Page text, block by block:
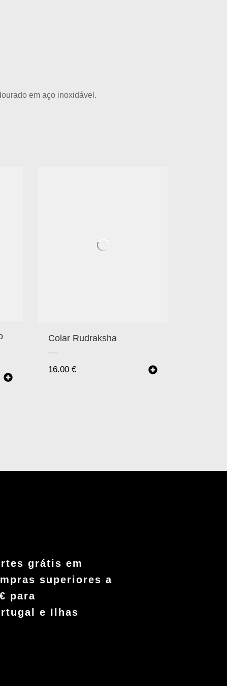
em aço inoxidável.
Colar Rudraksha
16.00 €
grátis em
superiores a
para
e Ilhas